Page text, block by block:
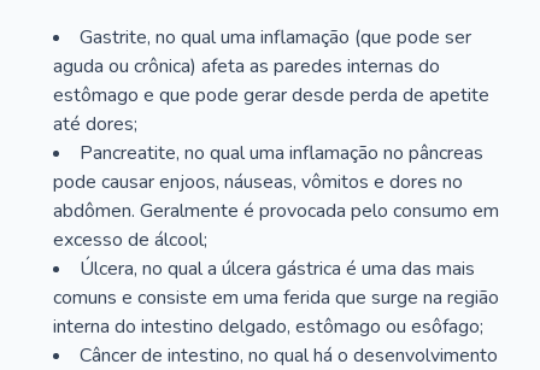
Gastrite, no qual uma inflamação (que pode ser
aguda ou crônica) afeta as paredes internas do
estômago e que pode gerar desde perda de apetite
até dores;
Pancreatite, no qual uma inflamação no pâncreas
pode causar enjoos, náuseas, vômitos e dores no
abdômen. Geralmente é provocada pelo consumo em
excesso de álcool;
Úlcera, no qual a úlcera gástrica é uma das mais
comuns e consiste em uma ferida que surge na região
interna do intestino delgado, estômago ou esôfago;
Câncer de intestino, no qual há o desenvolvimento